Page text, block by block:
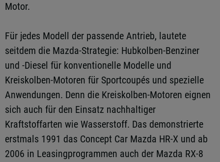
Motor.
Für jedes Modell der passende Antrieb, lautete
seitdem die Mazda-Strategie: Hubkolben-Benziner
und -Diesel für konventionelle Modelle und
Kreiskolben-Motoren für Sportcoupés und spezielle
Anwendungen. Denn die Kreiskolben-Motoren eignen
sich auch für den Einsatz nachhaltiger
Kraftstoffarten wie Wasserstoff. Das demonstrierte
erstmals 1991 das Concept Car Mazda HR-X und ab
2006 in Leasingprogrammen auch der Mazda RX-8